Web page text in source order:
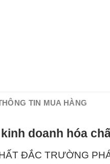
TIN MUA HÀNG
doanh hóa
ĐẮC TRƯỜNG